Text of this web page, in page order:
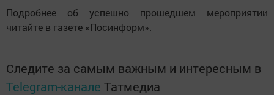
Подробнее об успешно прошедшем мероприятии
читайте в газете «Посинформ».
Следите за самым важным и интересным в
Telegram-канале Татмедиа